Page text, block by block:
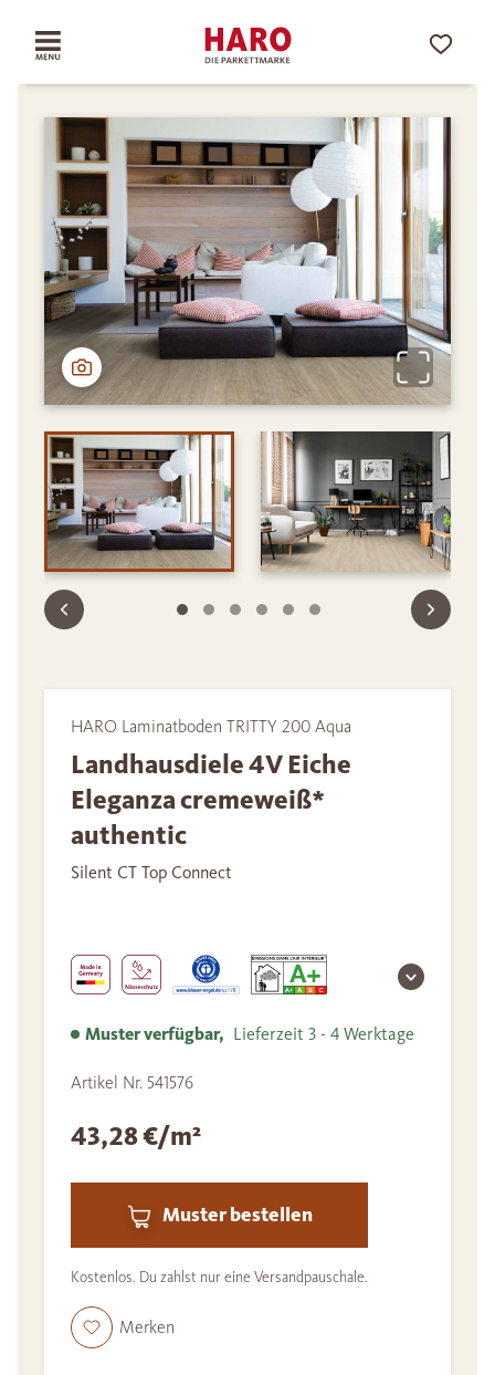
HARO Laminatboden TRITTY 200 Aqua
Landhausdiele 4V Eiche
Eleganza cremeweiß*
authentic
Silent CT Top Connect
Muster verfügbar, Lieferzeit 3 - 4 Werktage
Artikel Nr. 541576
43,28 €/m²
Muster bestellen
Kostenlos. Du zahlst nur eine Versandpauschale.
Merken